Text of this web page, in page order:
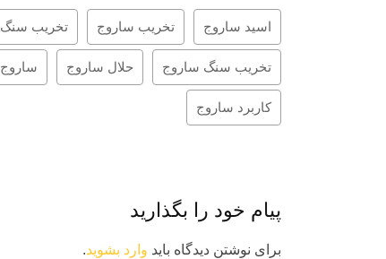
اسید ساروج تخریب ساروج تخریب سنگ
تخریب سنگ ساروج حلال ساروج ساروج
کاربرد ساروج
پیام خود را بگذارید
برای نوشتن دیدگاه باید وارد بشوید.